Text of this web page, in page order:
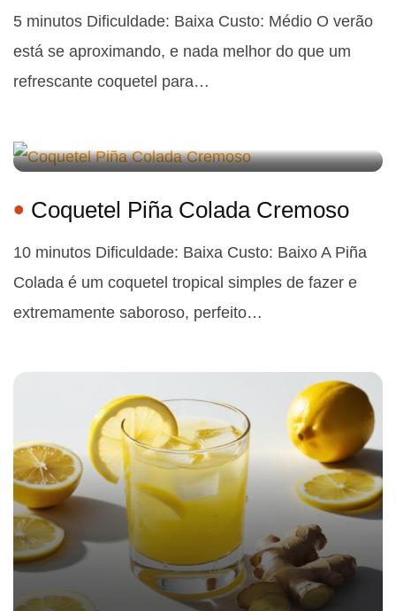
5 minutos Dificuldade: Baixa Custo: Médio O verão
está se aproximando, e nada melhor do que um
refrescante coquetel para…
Coquetel Piña Colada Cremoso
10 minutos Dificuldade: Baixa Custo: Baixo A Piña
Colada é um coquetel tropical simples de fazer e
extremamente saboroso, perfeito…